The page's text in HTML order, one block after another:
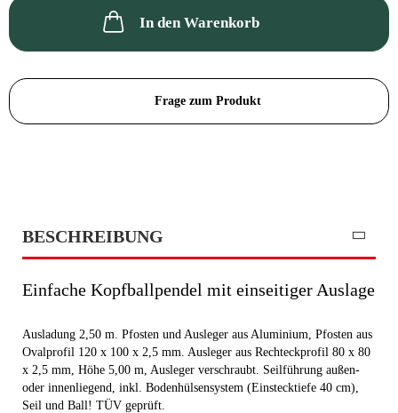
In den Warenkorb
Frage zum Produkt
BESCHREIBUNG
Einfache Kopfballpendel mit einseitiger Auslage
Ausladung 2,50 m. Pfosten und Ausleger aus Aluminium, Pfosten aus
Ovalprofil 120 x 100 x 2,5 mm. Ausleger aus Rechteckprofil 80 x 80
x 2,5 mm, Höhe 5,00 m, Ausleger verschraubt. Seilführung außen-
oder innenliegend, inkl. Bodenhülsensystem (Einstecktiefe 40 cm),
Seil und Ball! TÜV geprüft.